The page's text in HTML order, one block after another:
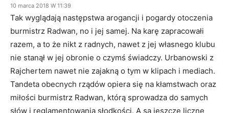
10 marca 2018 W 11:39
Tak wyglądają następstwa arogancji i pogardy otoczenia
burmistrz Radwan, no i jej samej. Na karę zapracowałi
razem, a to że nikt z radnych, nawet z jej własnego klubu
nie stanął w jej obronie o czymś świadczy. Urbanowski z
Rajchertem nawet nie zajakną o tym w klipach i mediach.
Tandeta obecnych rządów opiera się na kłamstwach oraz
miłości burmistrz Radwan, którą sprowadza do samych
słów i reglamentowania słodkości. A są jeszcze liczne